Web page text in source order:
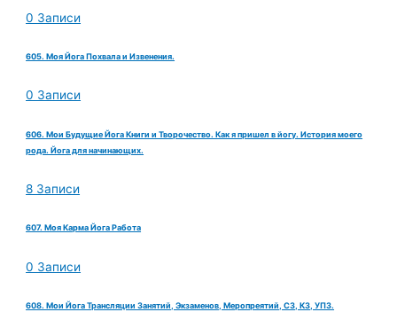
0 Записи
605. Моя Йога Похвала и Извенения.
0 Записи
606. Мои Будущие Йога Книги и Творочество. Как я пришел в йогу. История моего
рода. Йога для начинающих.
8 Записи
607. Моя Карма Йога Работа
0 Записи
608. Мои Йога Трансляции Занятий, Экзаменов, Меропреятий, СЗ, КЗ, УПЗ.